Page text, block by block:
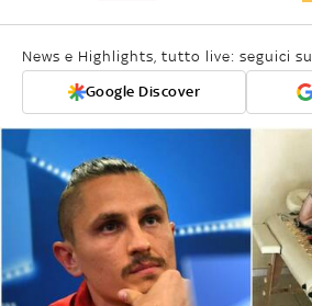
News e Highlights, tutto live: seguici su
Google Discover